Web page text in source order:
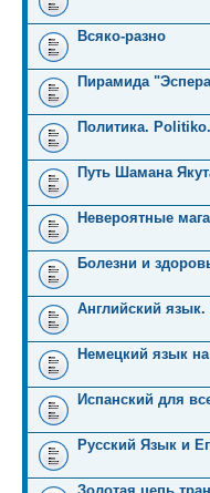
Всяко-разно
Пирамида
Политика. Politiko.
Путь Шамана
Невероятные
Болезни и
Английский
Немецкий язык
Испанский для
Русский Язык и